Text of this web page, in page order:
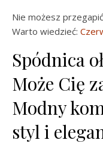
Nie możesz
Warto wiedzieć:
Spódnica
Może Cię
Modny
styl i